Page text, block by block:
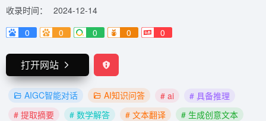
收录时间：
2024-12-14
0
0 0 0 0
打开网站
AIGC智能对话 AI知识问答 # ai
# 具备推理
# 提取摘要
# 数学解答 # 文本翻译
# 生成创意文本